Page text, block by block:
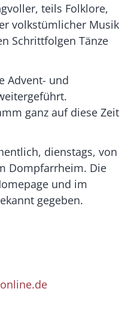
teils Folklore,
volkstümlicher Musik
Schrittfolgen Tänze
Advent- und
ganz auf diese Zeit
dienstags, von
Dompfarrheim. Die
und im
gegeben.